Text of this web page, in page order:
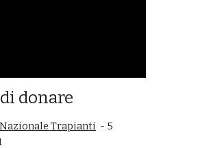
donare
Trapianti - 5